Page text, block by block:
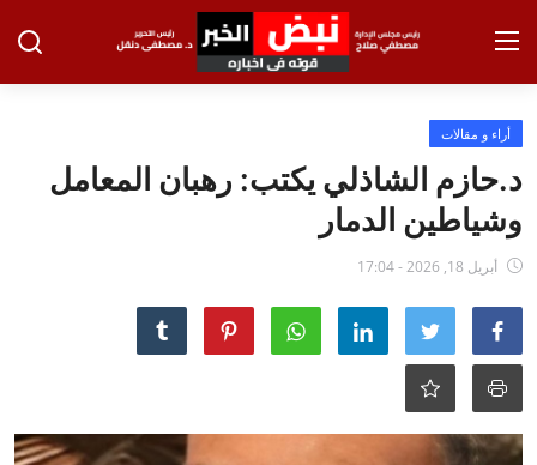
تسجيل الدخول
الرئيسية
الاخبار
الاقتصاد
الحوادث
التعليم
أراء و مقالات
د.حازم الشاذلي يكتب: رهبان المعامل
وشياطين الدمار
أبريل 18, 2026 - 17:04